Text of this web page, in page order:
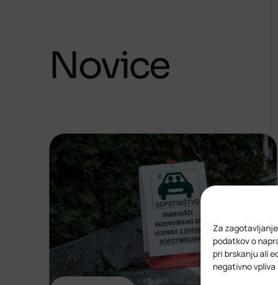
Za
podatkov o
pri brskanju ali
negativno
Novice